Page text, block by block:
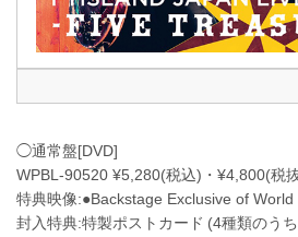
◯通常盤[DVD]
WPBL-90520 ¥5,280(税込)・¥4,800(税
特典映像:●Backstage Exclusive of
封入特典:特製ポストカード (4種類のう